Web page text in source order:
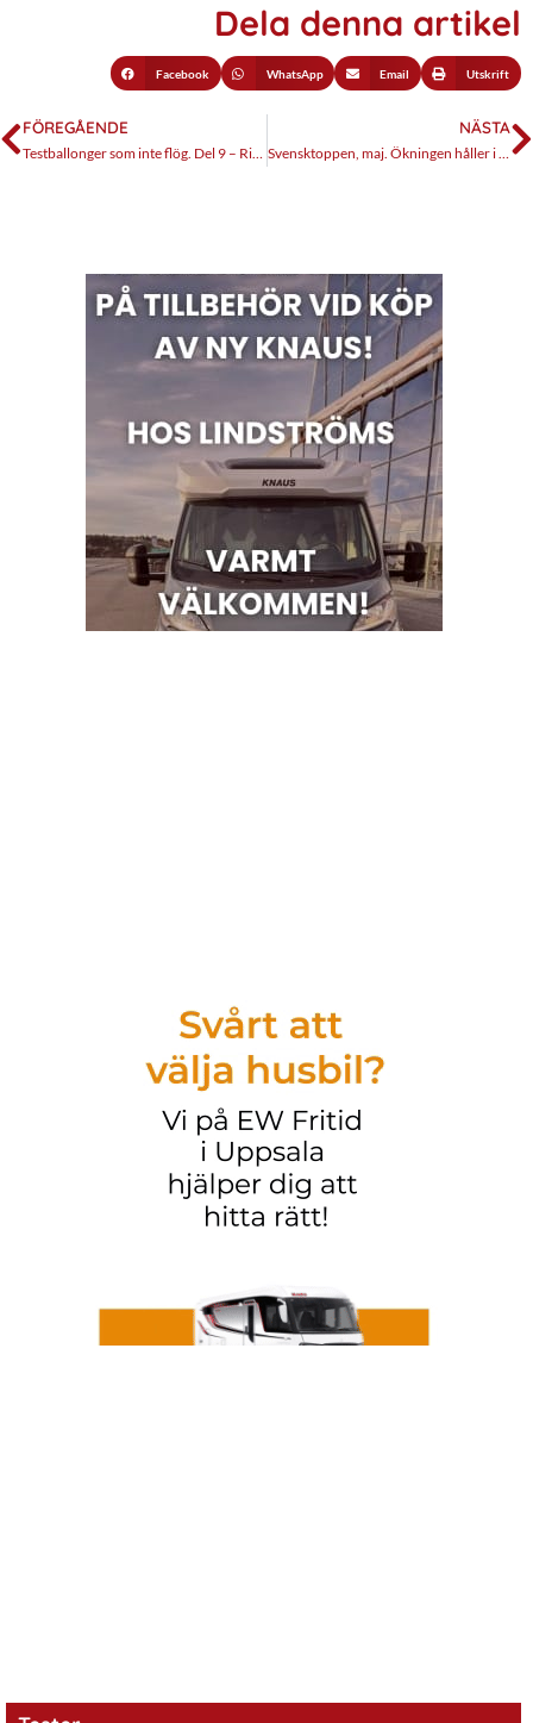
Dela denna artikel
Facebook WhatsApp Email Utskrift
FÖREGÅENDE
Testballonger som inte flög. Del 9 – Rimor Nemho 30G
NÄSTA
Svensktoppen, maj. Ökningen håller i sig.